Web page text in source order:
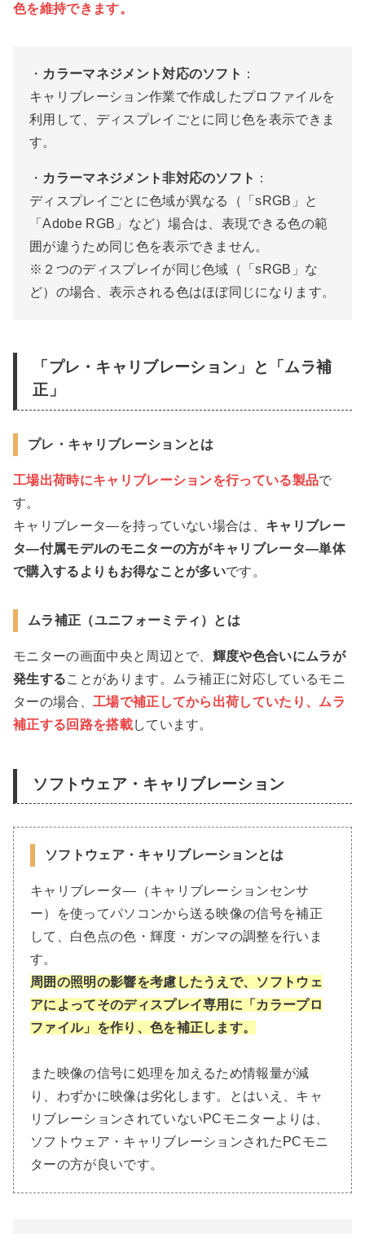
色を維持できます。
・ カラーマネジメント対応のソフト ：
キャリブレーション作業で作成したプロファイルを
利用して、ディスプレイごとに同じ色を表示できま
す。
・ カラーマネジメント非対応のソフト ：
ディスプレイごとに色域が異なる（「sRGB」と
「Adobe RGB」など）場合は、表現できる色の範
囲が違うため同じ色を表示できません。
※２つのディスプレイが同じ色域（「sRGB」な
ど）の場合、表示される色はほぼ同じになります。
「プレ・キャリブレーション」と「ムラ補
正」
プレ・キャリブレーションとは
工場出荷時にキャリブレーションを行っている製品で
す。
キャリブレータ―を持っていない場合は、 キャリブレー
タ―付属モデルのモニターの方がキャリブレータ―単体
で購入するよりもお得なことが多いです。
ムラ補正（ユニフォーミティ）とは
モニターの画面中央と周辺とで、 輝度や色合いにムラが
発生することがあります。ムラ補正に対応しているモニ
ターの場合、 工場で補正してから出荷していたり、ムラ
補正する回路を搭載しています。
ソフトウェア・キャリブレーション
ソフトウェア・キャリブレーションとは
キャリブレータ―（キャリブレーションセンサ
ー）を使ってパソコンから送る映像の信号を補正
して、白色点の色・輝度・ガンマの調整を行いま
す。
周囲の照明の影響を考慮したうえで、ソフトウェ
アによってそのディスプレイ専用に「カラープロ
ファイル」を作り、色を補正します。
また映像の信号に処理を加えるため情報量が減
り、わずかに映像は劣化します。とはいえ、キャ
リブレーションされていないPCモニターよりは、
ソフトウェア・キャリブレーションされたPCモニ
ターの方が良いです。